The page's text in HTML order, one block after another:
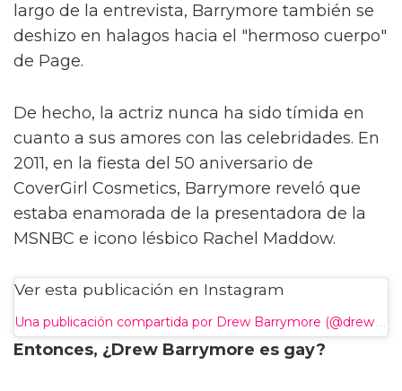
largo de la entrevista, Barrymore también se
deshizo en halagos hacia el "hermoso cuerpo"
de Page.
De hecho, la actriz nunca ha sido tímida en
cuanto a sus amores con las celebridades. En
2011, en la fiesta del 50 aniversario de
CoverGirl Cosmetics, Barrymore reveló que
estaba enamorada de la presentadora de la
MSNBC e icono lésbico Rachel Maddow.
Ver esta publicación en Instagram
Una publicación compartida por Drew Barrymore (@drewbarrymore)
Entonces, ¿Drew Barrymore es gay?